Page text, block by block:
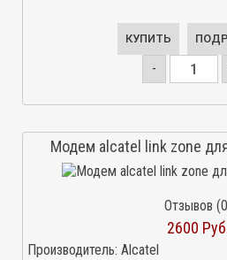
КУПИТЬ
-
Модем alcatel link zone
Отзывов
2600
Производитель: Alcatel